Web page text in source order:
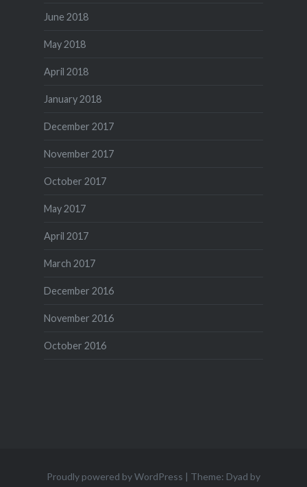
June 2018
May 2018
April 2018
January 2018
December 2017
November 2017
October 2017
May 2017
April 2017
March 2017
December 2016
November 2016
October 2016
Proudly powered by WordPress | Theme: Dyad by